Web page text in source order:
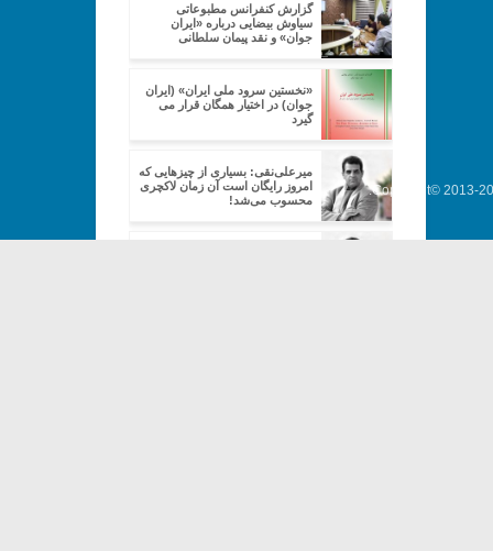
گزارش کنفرانس مطبوعاتی
سیاوش بیضایی درباره «ایران
جوان» و نقد پیمان سلطانی
«نخستین سرود ملی ایران» (ایران
جوان) در اختیار همگان قرار می
گیرد
میرعلی‌نقی: بسیاری از چیزهایی که
امروز رایگان است آن زمان لاکچری
محسوب می‌شد!
Copyright© 2013-